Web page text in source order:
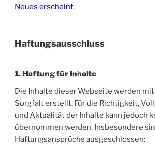
Neues erscheint.
Haftungsausschluss
1. Haftung für Inhalte
Die Inhalte dieser Webseite werden
Sorgfalt erstellt. Für die Richtigkeit,
und Aktualität der Inhalte kann jedoch
übernommen werden. Insbesondere
Haftungsansprüche ausgeschlossen: